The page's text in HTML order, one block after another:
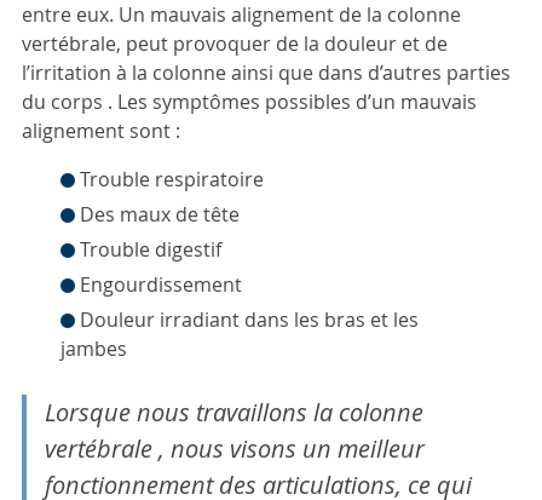
entre eux. Un mauvais alignement de la colonne
vertébrale, peut provoquer de la douleur et de
l’irritation à la colonne ainsi que dans d’autres parties
du corps . Les symptômes possibles d’un mauvais
alignement sont :
Trouble respiratoire
Des maux de tête
Trouble digestif
Engourdissement
Douleur irradiant dans les bras et les
jambes
Lorsque nous travaillons la colonne
vertébrale , nous visons un meilleur
fonctionnement des articulations, ce qui